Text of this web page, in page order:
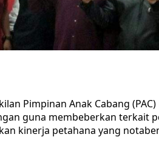
Pimpinan Anak Cabang
guna membeberkan terkait
kinerja petahana yang